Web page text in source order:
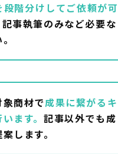
段階分けしてご依頼が可
事執筆のみなど必要な
象商材で成果に繋がるキ
ます。記事以外でも成
します。